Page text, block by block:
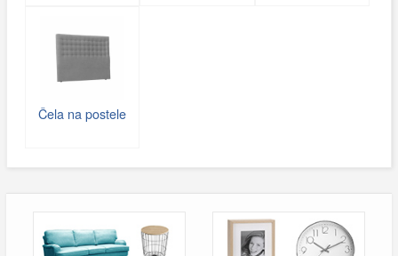
Čela na postele